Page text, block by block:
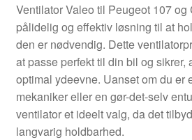
Klageprocedure
Kontakte
Kurv
Ventilator Valeo til Peugeot 107 og
pålidelig og effektiv løsning til at
den er nødvendig. Dette
at passe perfekt til din bil og sikrer,
optimal ydeevne. Uanset om du er
mekaniker eller en gør-det-selv
ventilator et ideelt valg, da det
langvarig holdbarhed.